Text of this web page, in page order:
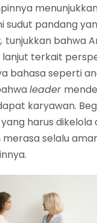
sudut pandang
tunjukkan bahwa
lanjut terkait
bahasa seperti
leader
karyawan.
harus dikelola
selalu